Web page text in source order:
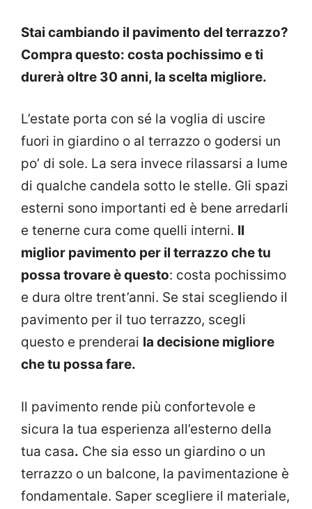
Stai cambiando il pavimento del terrazzo?
Compra questo: costa pochissimo e ti
durerà oltre 30 anni, la scelta migliore.
L’estate porta con sé la voglia di uscire
fuori in giardino o al terrazzo o godersi un
po’ di sole. La sera invece rilassarsi a lume
di qualche candela sotto le stelle. Gli spazi
esterni sono importanti ed è bene arredarli
e tenerne cura come quelli interni. Il
miglior pavimento per il terrazzo che tu
possa trovare è questo: costa pochissimo
e dura oltre trent’anni. Se stai scegliendo il
pavimento per il tuo terrazzo, scegli
questo e prenderai la decisione migliore
che tu possa fare.
Il pavimento rende più confortevole e
sicura la tua esperienza all’esterno della
tua casa. Che sia esso un giardino o un
terrazzo o un balcone, la pavimentazione è
fondamentale. Saper scegliere il materiale,